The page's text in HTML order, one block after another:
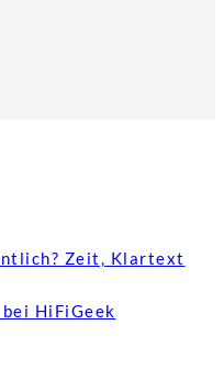
Zeit, Klartext
HiFiGeek